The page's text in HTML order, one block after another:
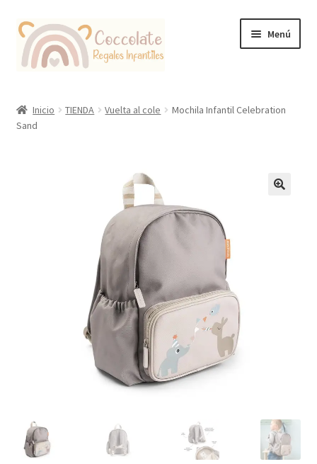
Ir
la
Ir
contenido
Menú
Coccolate Puericultura y Juguetería Educativa
Inicio TIENDA Vuelta al cole
Mochila Infantil Celebration
Sand